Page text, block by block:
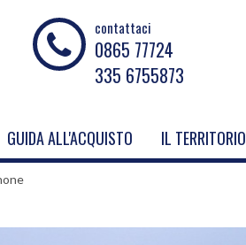
contattaci
0865 77724
335 6755873
GUIDA ALL'ACQUISTO IL TERRITORIO